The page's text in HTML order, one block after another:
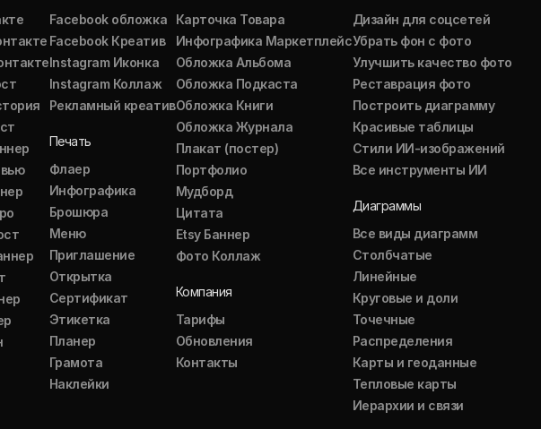
Facebook обложка
Facebook Креатив
Instagram Иконка
Instagram Коллаж
Рекламный креатив
Печать
Флаер
Инфографика
Брошюра
Меню
Приглашение
Открытка
Сертификат
Этикетка
Планер
Грамота
Наклейки
Карточка Товара
Инфографика Маркетплейс
Обложка Альбома
Обложка Подкаста
Обложка Книги
Обложка Журнала
Плакат (постер)
Портфолио
Мудборд
Цитата
Etsy Баннер
Фото Коллаж
Компания
Тарифы
Обновления
Контакты
Дизайн для соцсетей
Убрать фон с фото
Улучшить качество фото
Реставрация фото
Построить диаграмму
Красивые таблицы
Стили ИИ-изображений
Все инструменты ИИ
Диаграммы
Все виды диаграмм
Столбчатые
Линейные
Круговые и доли
Точечные
Распределения
Карты и геоданные
Тепловые карты
Иерархии и связи